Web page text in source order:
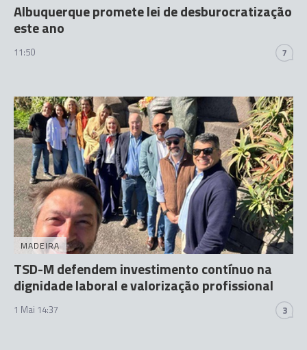
Albuquerque promete lei de desburocratização
este ano
11:50 7
MADEIRA
TSD-M defendem investimento contínuo na
dignidade laboral e valorização profissional
1 Mai 14:37 3